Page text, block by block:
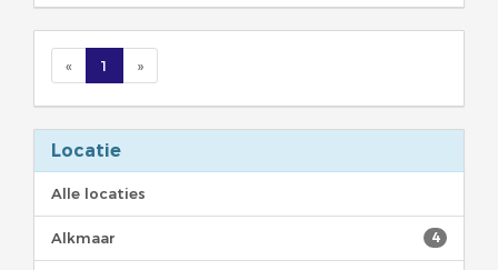
« 1 »
Locatie
Alle locaties
4
Alkmaar